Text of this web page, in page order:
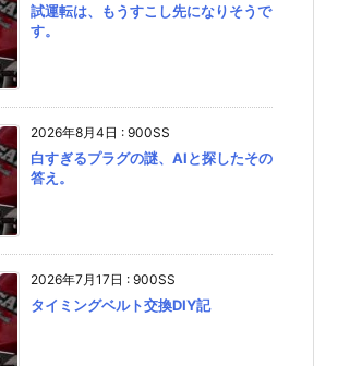
試運転は、もうすこし先になりそうで
す。
2026年8月4日 : 900SS
白すぎるプラグの謎、AIと探したその
答え。
2026年7月17日 : 900SS
タイミングベルト交換DIY記